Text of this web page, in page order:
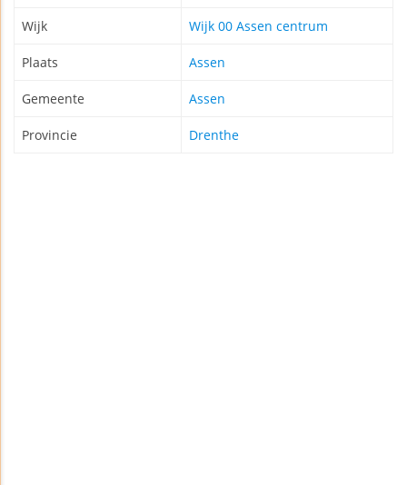
Wijk Wijk 00 Assen centrum
Plaats Assen
Gemeente Assen
Provincie Drenthe